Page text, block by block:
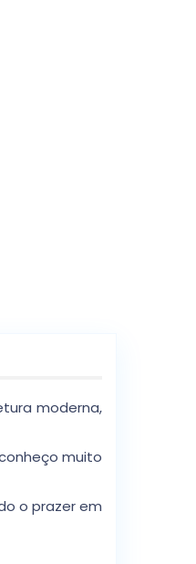
moderna,
muito
o prazer em